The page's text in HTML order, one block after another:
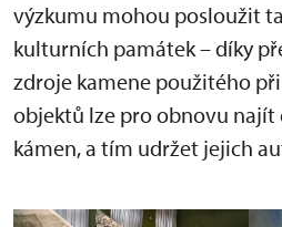
výzkumu mohou posloužit
kulturních památek – díky
zdroje kamene použitého
objektů lze pro obnovu
kámen, a tím udržet jejich